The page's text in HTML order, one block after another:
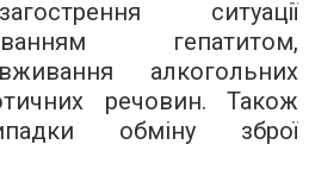
ситуації
гепатитом,
алкогольних
речовин. Також
обміну зброї